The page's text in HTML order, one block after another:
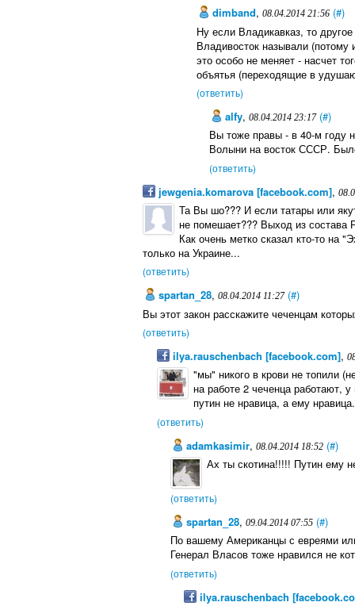
dimband,08.04.2014 21:56 (#)
Ну если Владикавказ, то
Владивосток называли (потому
это особо не меняет - насчет
объятья (переходящие в
(ответить)
alfy,08.04.2014 23:17 (#)
Вы тоже правы - в 40-м году
Волыни на восток СССР.
(ответить)
jewgenia.komarova [facebook.com],
Та Вы шо??? И если татары или
не помешает??? Выход из состава
Как очень метко сказал кто-то
только на Украине...
(ответить)
spartan_28, 08.04.2014 11:27 (#)
Вы этот закон расскажите чеченцам
(ответить)
ilya.rauschenbach [facebook.com],
"мы" никого в крови не топили
на работе 2 чеченца работают,
путин не нравица, а ему
(ответить)
adamkasimir,08.04.2014 18:52 (#)
Ах ты скотина!!!!! Путин ему
(ответить)
spartan_28,09.04.2014 07:55 (#)
По вашему Американцы с евреями
Генерал Власов тоже нравился не
(ответить)
ilya.rauschenbach